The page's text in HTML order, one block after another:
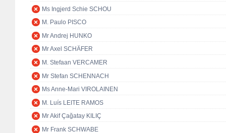
Ms Ingjerd Schie SCHOU
M. Paulo PISCO
Mr Andrej HUNKO
Mr Axel SCHÄFER
M. Stefaan VERCAMER
Mr Stefan SCHENNACH
Ms Anne-Mari VIROLAINEN
M. Luís LEITE RAMOS
Mr Akif Çağatay KILIÇ
Mr Frank SCHWABE